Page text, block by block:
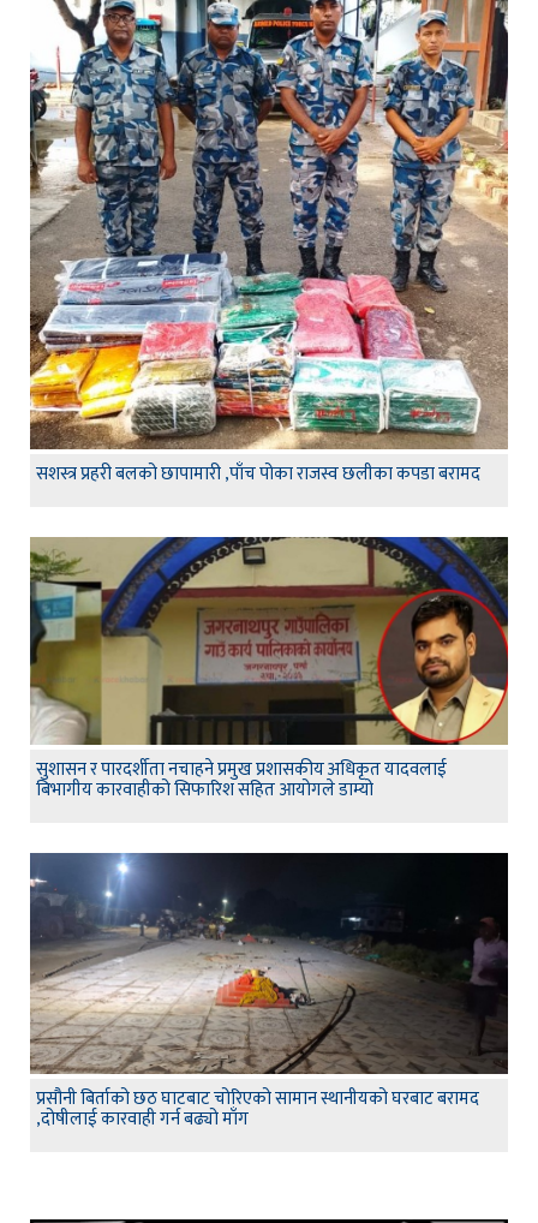
सशस्त्र प्रहरी बलको छापामारी ,पाँच पोका राजस्व छलीका कपडा बरामद
सुशासन र पारदर्शीता नचाहने प्रमुख प्रशासकीय अधिकृत यादवलाई
बिभागीय कारवाहीको सिफारिश सहित आयोगले डाम्यो
प्रसौनी बिर्ताको छठ घाटबाट चोरिएको सामान स्थानीयको घरबाट बरामद
,दोषीलाई कारवाही गर्न बढ्यो माँग